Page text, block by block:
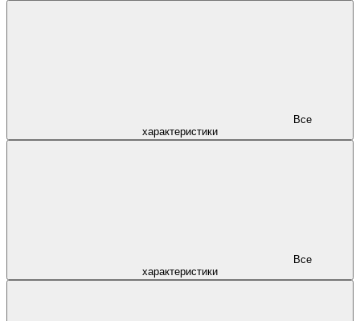
характеристики
характеристики